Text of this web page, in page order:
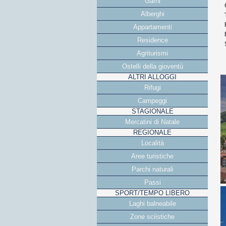
Alberghi
Appartamenti
Residence
Agriturismi
Ostelli della gioventù
ALTRI ALLOGGI
Rifugi
Campeggi
STAGIONALE
Mercatini di Natale
REGIONALE
Località
Aree turistiche
Parchi naturali
Passi
SPORT/TEMPO LIBERO
Laghi balneabile
Zone sciistiche